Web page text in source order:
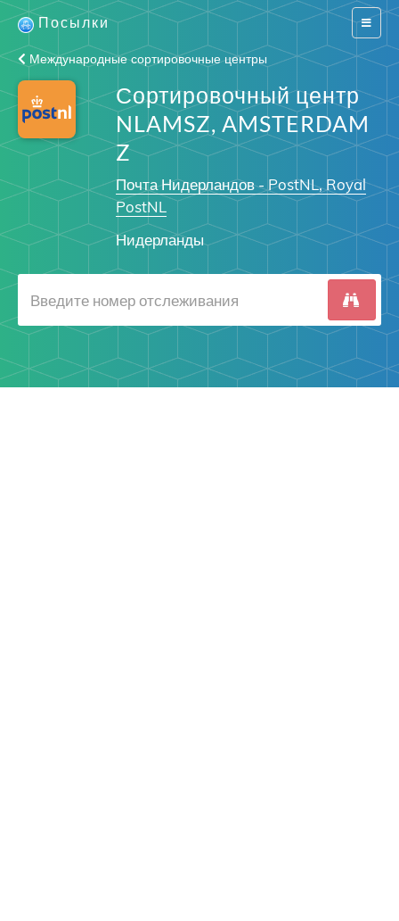
Switch
Посылки
Международные сортировочные центры
Сортировочный центр
NLAMSZ, AMSTERDAM
Z
Почта Нидерландов - PostNL, Royal
PostNL
Нидерланды